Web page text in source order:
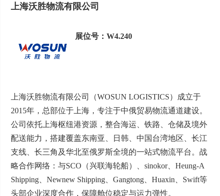
上海沃胜物流有限公司
展位号：W4.240
上海沃胜物流有限公司（WOSUN LOGISTICS）成立于
2015年，总部位于上海，专注于中俄贸易物流通道建设。
公司依托上海枢纽港资源，整合海运、铁路、仓储及境外
配送能力，搭建覆盖东南亚、日韩、中国台湾地区、长江
支线、长三角及华北至俄罗斯全境的一站式物流平台。战
略合作网络：与SCO（兴联海轮船）、sinokor、Heung-A
Shipping、Newnew Shipping、Gangtong、Huaxin、Swift等
头部企业深度合作，保障舱位稳定与运力弹性。